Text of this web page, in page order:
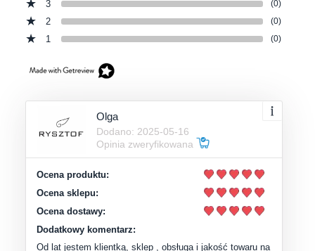
3 (0)
2 (0)
1 (0)
Olga
Dodano: 2025-05-16
Opinia zweryfikowana
Ocena produktu:
Ocena sklepu:
Ocena dostawy:
Dodatkowy komentarz:
Od lat jestem klientką, sklep , obsługa i jakość towaru na